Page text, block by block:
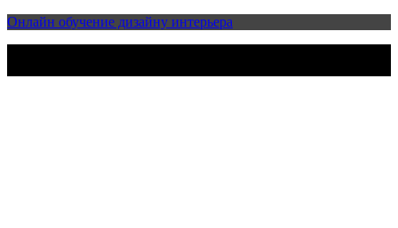
Онлайн обучение дизайну интерьера